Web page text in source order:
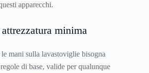
apparecchi.
minima
mani sulla lavastoviglie bisogna
di base, valide per qualunque